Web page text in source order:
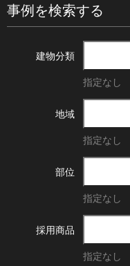
事例を検索する
建物分類
指定なし
地域
指定なし
部位
指定なし
採用商品
指定なし